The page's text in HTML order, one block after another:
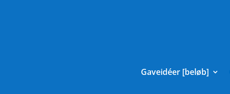
Gaveidéer [beløb]